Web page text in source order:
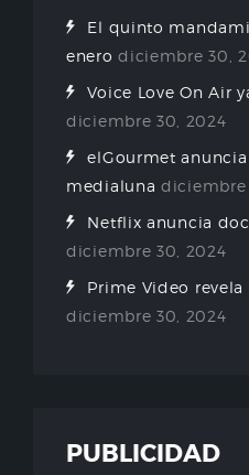
El quinto
enero diciembre 30,
Voice Love On Air
diciembre 30, 2024
elGourmet anuncia
medialuna diciembre
Netflix anuncia
diciembre 30, 2024
Prime Video revela
diciembre 30, 2024
PUBLICIDAD